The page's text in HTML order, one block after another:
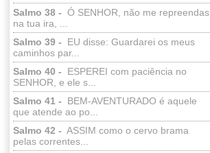
Salmo 38 - Ó SENHOR, não me repreendas
na tua ira, ...
Salmo 39 -
EU disse: Guardarei os meus
caminhos par...
Salmo 40 -
ESPEREI com paciência no
SENHOR, e ele s...
Salmo 41 -
BEM-AVENTURADO é aquele
que atende ao po...
Salmo 42 - ASSIM como o cervo brama
pelas correntes...